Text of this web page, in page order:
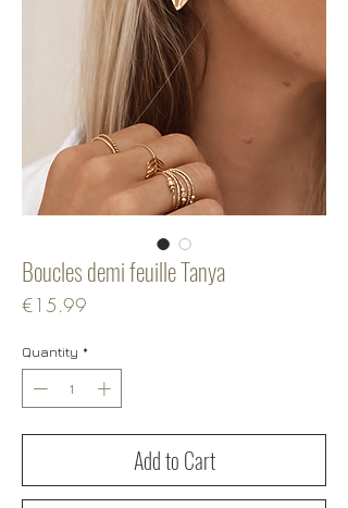
Boucles demi feuille Tanya
€15.99
Quantity *
Add to Cart